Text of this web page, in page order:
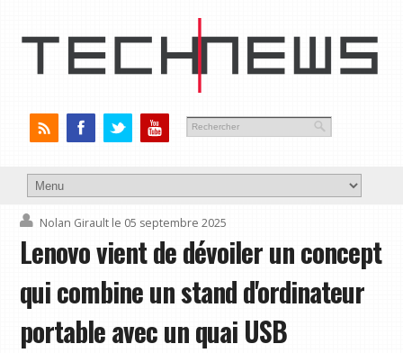
Nolan Girault le 05 septembre 2025
Lenovo vient de dévoiler un concept
qui combine un stand d'ordinateur
portable avec un quai USB